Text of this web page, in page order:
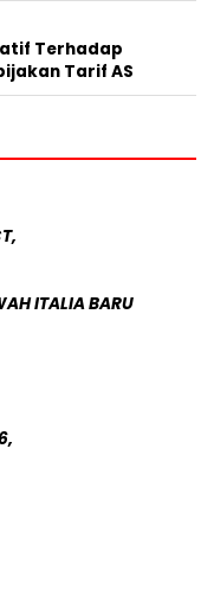
Terhadap
Tarif AS
ITALIA BARU